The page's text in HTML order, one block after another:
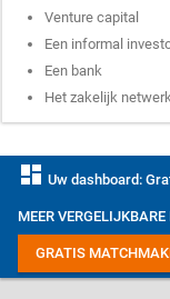
Venture capital
Een informal
Een bank
Het zakelijk
dashboard Uw dashboard:
MEER
GRATIS